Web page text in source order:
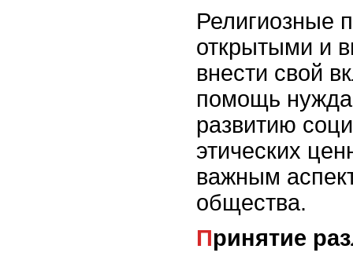
Религиозные
открытыми и
внести свой
помощь
развитию
этических
важным
общества.
Принятие